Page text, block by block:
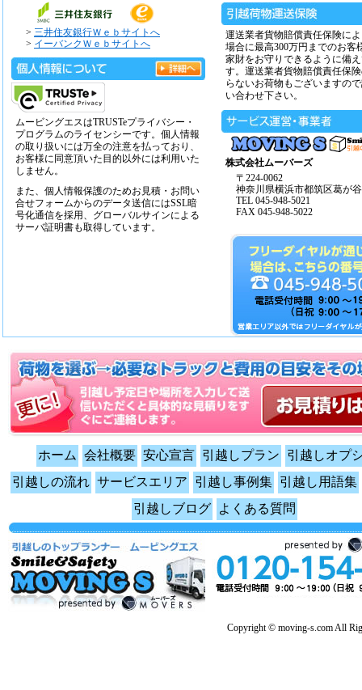
> 三井住友銀行Ｗｅｂサイトへ
> イーバンクＷｅｂサイトへ
ムービングエスはTRUSTeプライバシー・
プログラムのライセンシーです。個人情報
の取り扱いには万全の注意を払っており、
お客様に同意頂いた目的以外には利用いた
しません。
また、個人情報保護のためお見積・お問い
合せフォームからのデータ送信にはSSL暗
号化通信を採用、グローバルサインによる
サーバ証明書も取得しています。
運送業者貨物賠償責任保険に
場合に最高300万円までのお客
家財をお守りできるように備
す。運送業者貨物賠償責任保
らないお荷物もございますの
い合わせ下さい。
株式会社ムーバーズ
〒224-0062
神奈川県横浜市都筑区葛が
TEL 045-948-5021
FAX 045-948-5022
ホーム 会社概要 安心宣言 引越しプラン
引越しオプ
引越しの流れ サービスエリア 引越し事例集 引越し用語集
引越しブログ
よくある質問
Copyright © moving-s.com All